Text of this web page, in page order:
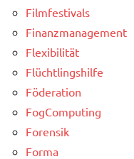
Filmfestivals
Finanzmanagement
Flexibilität
Flüchtlingshilfe
Föderation
FogComputing
Forensik
Forma